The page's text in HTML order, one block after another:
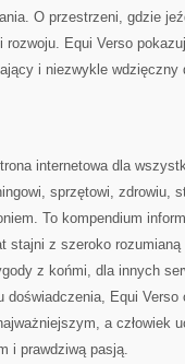
O przestrzeni, gdzie
rozwoju. Equi Verso
i niezwykle
internetowa dla
sprzętowi, zdrowiu,
To kompendium
stajni z szeroko
z końmi, dla innych
doświadczenia, Equi
a człowiek
i prawdziwą pasją.